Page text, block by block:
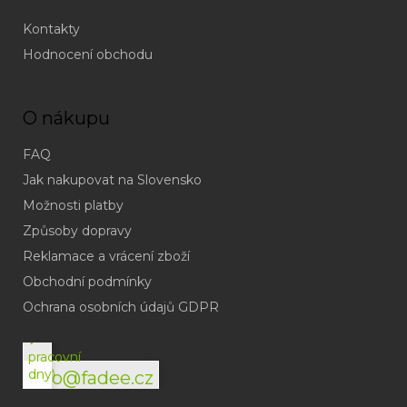
Kontakty
Hodnocení obchodu
O nákupu
FAQ
Jak nakupovat na Slovensko
Možnosti platby
Způsoby dopravy
Reklamace a vrácení zboží
Obchodní podmínky
Ochrana osobních údajů GDPR
info@fadee.cz
(odpověď
do
v
pracovní
dny)
(Po-